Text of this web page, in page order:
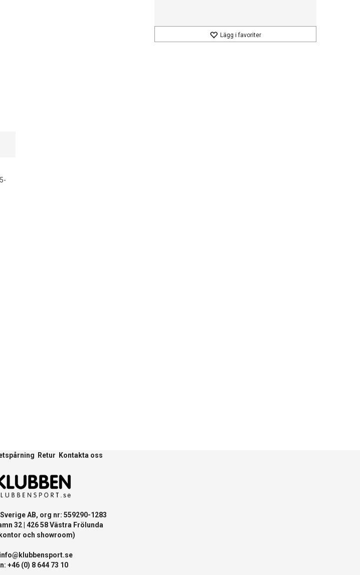
Lägg i favoriter
Retur Kontakta oss
AB, org nr: 559290-1283
32 | 426 58 Västra Frölunda
och showroom)
info@klubbensport.se
+46 (0) 8 644 73 10